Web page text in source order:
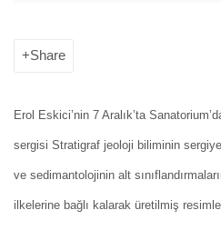
Share
Erol Eskici’nin 7 Aralık’ta
sergisi Stratigraf jeoloji biliminin
ve sedimantolojinin alt
ilkelerine bağlı kalarak üretilmiş